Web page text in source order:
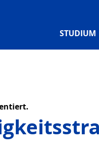
STUDIUM